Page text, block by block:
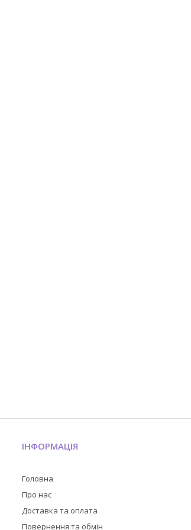
ІНФОРМАЦІЯ
Головна
Про нас
Доставка та оплата
Повернення та обмін